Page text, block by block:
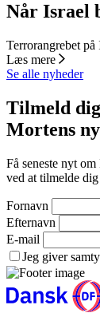
Når Israel
Terrorangrebet
Læs mere
Se alle nyheder
Tilmeld dig
Mortens
Få seneste nyt
ved at tilmelde
Fornavn
Efternavn
E-mail
Jeg giver